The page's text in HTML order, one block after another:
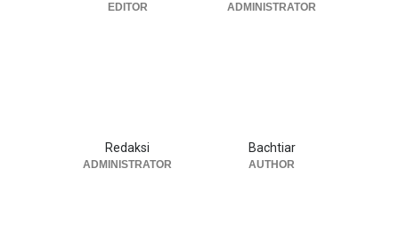
EDITOR ADMINISTRATOR
Redaksi
ADMINISTRATOR
Bachtiar
AUTHOR